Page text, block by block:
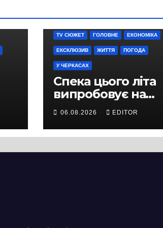
TV СЮЖЕТ ГОЛОВНЕ ЕКОНОМІКА
ЕКСКЛЮЗИВ ЖИТТЯ ПОГОДА
У ЧЕРКАСАХ
Спека цього літа
випробовує на
міцність не лише
людей, а й дороги
Черкас
06.08.2026 EDITOR